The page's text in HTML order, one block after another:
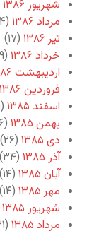
شهریور ۱۳۸۶
مرداد ۱۳۸۶
(۱۴)
تیر ۱۳۸۶
(۱۷)
خرداد ۱۳۸۶
(۹)
اردیبهشت ۱۳۸۶
فروردین ۱۳۸۶
اسفند ۱۳۸۵
(۲۹)
بهمن ۱۳۸۵
(۱۶)
دی ۱۳۸۵
(۲۶)
آذر ۱۳۸۵
(۳۴)
آبان ۱۳۸۵
(۱۴)
مهر ۱۳۸۵
(۱۴)
شهریور ۱۳۸۵
مرداد ۱۳۸۵
(۳۱)